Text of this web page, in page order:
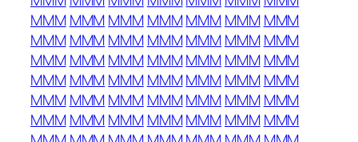
MMM MMMMMMMMMMMMMMM MMM
MMM MMMMMMMMMMMMMMM MMM
MMM MMMMMMMMMMMMMMM MMM
MMM MMMMMMMMMMMMMMM MMM
MMM MMMMMMMMMMMMMMM MMM
MMM MMMMMMMMMMMMMMM MMM